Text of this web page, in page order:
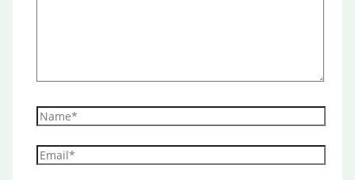
Name*
Email*